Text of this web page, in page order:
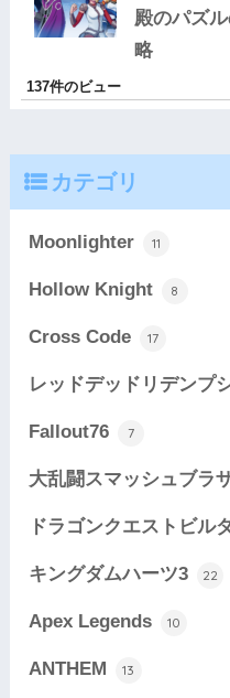
殿のパズ
略
137件のビュー
カテゴリ
Moonlighter 11
Hollow Knight 8
Cross Code 17
レッドデッドリデンプ
Fallout76 7
大乱闘スマッシュブラ
ドラゴンクエストビル
キングダムハーツ3 22
Apex Legends 10
ANTHEM 13